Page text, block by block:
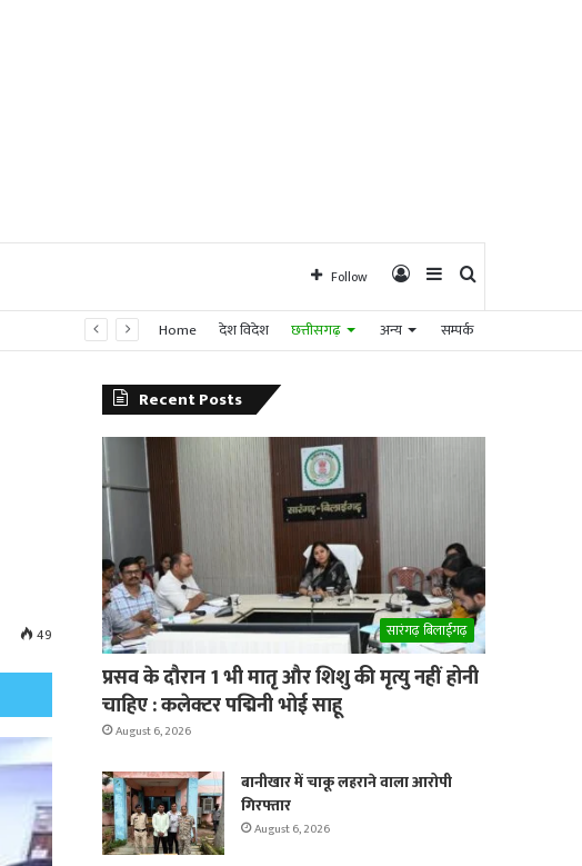
Search
Sidebar
Log
In
Follow
Home देश विदेश छत्तीसगढ़ अन्य सम्पर्क
49
Twitter
Recent Posts
सारंगढ़ बिलाईगढ़
प्रसव के दौरान 1 भी मातृ और शिशु की मृत्यु नहीं होनी
चाहिए : कलेक्टर पद्मिनी भोई साहू
August 6, 2026
बानीखार में चाकू लहराने वाला आरोपी
गिरफ्तार
August 6, 2026